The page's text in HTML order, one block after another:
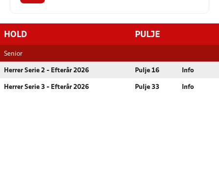
HOLD PULJE
Senior
Herrer Serie 2 - Efterår 2026 Pulje 16 Info
Herrer Serie 3 - Efterår 2026 Pulje 33 Info